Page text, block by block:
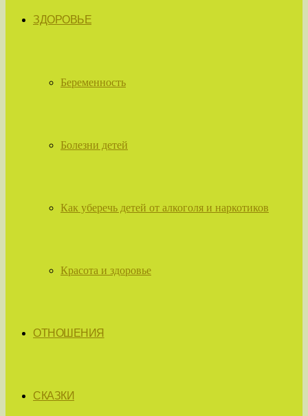
ЗДОРОВЬЕ
Беременность
Болезни детей
Как уберечь детей от алкоголя и наркотиков
Красота и здоровье
ОТНОШЕНИЯ
СКАЗКИ